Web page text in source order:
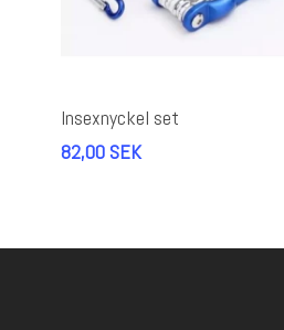
Lägg Till I Varukorg
Insexnyckel set
82,00SEK